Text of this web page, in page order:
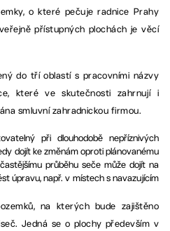
o které pečuje radnice Prahy
přístupných plochách je věcí
do tří oblastí s pracovními názvy
které ve skutečnosti zahrnují i
smluvní zahradnickou firmou.
při dlouhodobě nepříznivých
dojít ke změnám oproti plánovanému
průběhu seče může dojít na
úpravu, např. v místech s navazujícím
na kterých bude zajištěno
Jedná se o plochy především v